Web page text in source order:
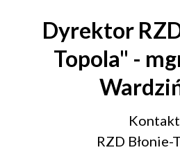
Dyrektor
Topola" -
RZD Błonie-